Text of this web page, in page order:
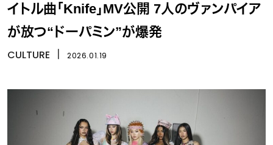
イトル曲「Knife」MV公開 7人のヴァンパイア
が放つ“ドーパミン”が爆発
CULTURE 2026.01.19